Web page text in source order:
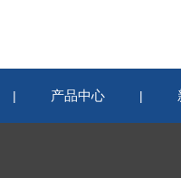
| 产品中心 |